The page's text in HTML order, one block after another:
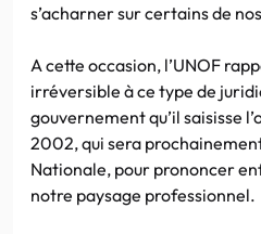
s’acharner sur certains de
A cette occasion, l’UNOF
irréversible à ce type de
gouvernement qu’il saisisse
2002, qui sera
Nationale, pour prononcer
notre paysage professionnel.